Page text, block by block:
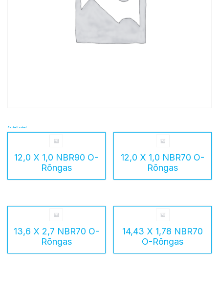
Seotud tooted
12,0 X 1,0 NBR90 O-
Rõngas
12,0 X 1,0 NBR70 O-
Rõngas
13,6 X 2,7 NBR70 O-
Rõngas
14,43 X 1,78 NBR70
O-Rõngas